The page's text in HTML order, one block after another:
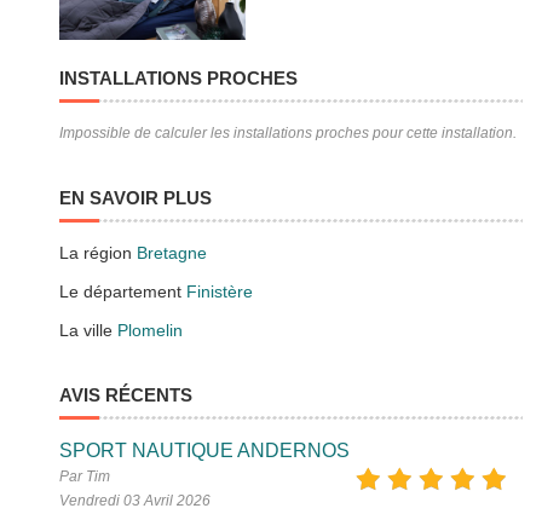
INSTALLATIONS PROCHES
Impossible de calculer les installations proches pour cette installation.
EN SAVOIR PLUS
La région Bretagne
Le département Finistère
La ville Plomelin
AVIS RÉCENTS
SPORT NAUTIQUE ANDERNOS
Par Tim
Vendredi 03 Avril 2026